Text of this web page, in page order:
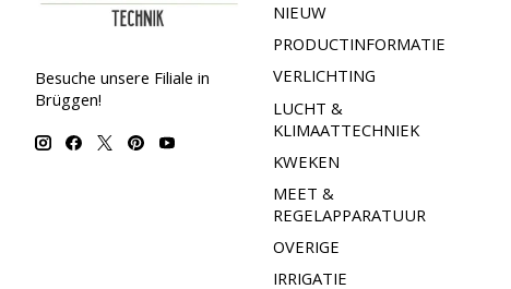
Besuche unsere Filiale in
Brüggen!
NIEUW
PRODUCTINFORMATIE
VERLICHTING
LUCHT &
KLIMAATTECHNIEK
KWEKEN
MEET &
REGELAPPARATUUR
OVERIGE
IRRIGATIE